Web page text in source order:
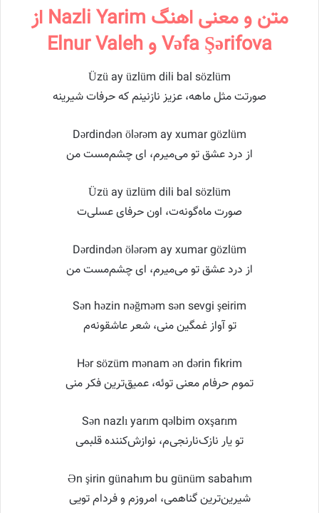
متن و معنی اهنگ Nazli Yarim از
Vəfa Şərifova و Elnur Valeh
Üzü ay üzlüm dili bal sözlüm
صورتت مثل ماهه، عزیز نازنینم که حرفات شیرینه
Dərdindən ölərəm ay xumar gözlüm
از درد عشق تو می‌میرم، ای چشم‌مست من
Üzü ay üzlüm dili bal sözlüm
صورت ماه‌گونه‌ت، اون حرفای عسلی‌ت
Dərdindən ölərəm ay xumar gözlüm
از درد عشق تو می‌میرم، ای چشم‌مست من
Sən həzin nəğməm sən sevgi şeirim
تو آواز غمگین منی، شعر عاشقونه‌م
Hər sözüm mənam ən dərin fikrim
تموم حرفام معنی توئه، عمیق‌ترین فکر منی
Sən nazlı yarım qəlbim oxşarım
تو یار نازک‌نارنجی‌م، نوازش‌کننده قلبمی
Ən şirin günahım bu günüm sabahım
شیرین‌ترین گناهمی، امروزم و فردام تویی